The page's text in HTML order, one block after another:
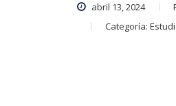
abril 13, 2024
Categoría: